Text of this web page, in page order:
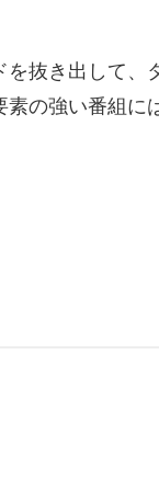
抜き出して、
の強い番組に